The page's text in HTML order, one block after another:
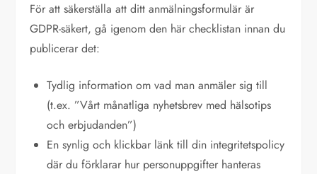
För att säkerställa att ditt anmälningsformulär är
GDPR-säkert, gå igenom den här checklistan innan du
publicerar det:
Tydlig information om vad man anmäler sig till
(t.ex. ”Vårt månatliga nyhetsbrev med hälsotips
och erbjudanden”)
En synlig och klickbar länk till din integritetspolicy
där du förklarar hur personuppgifter hanteras